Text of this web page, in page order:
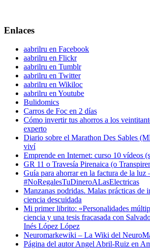
Enlaces
aabrilru en Facebook
aabrilru en Flickr
aabrilru en Tumblr
aabrilru en Twitter
aabrilru en Wikiloc
aabrilru en Youtube
Bulidomics
Carros de Foc en 2 días
Cómo invertir tus ahorros a los
experto
Diario sobre el Marathon Des Sables
viví
Emprende en Internet: curso 10 vídeos
GR 11 o Travesía Pirenaica (o
Guía para ahorrar en la factura de la
#NoRegalesTuDineroALasElectricas
Manzanas podridas. Malas prácticas de
ciencia descuidada
Mi primer librito: «Personalidades
ciencia y una tesis fracasada con
Inés López López
Neuromarkewiki – La Wiki del
Página del autor Angel Abril-Ruiz en